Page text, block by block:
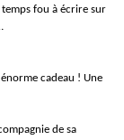
fou à écrire sur
cadeau ! Une
de sa